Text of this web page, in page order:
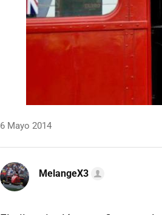
6 Mayo 2014
MelangeX3